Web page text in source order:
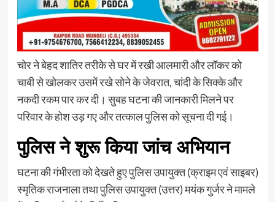
चोर ने बेहद शातिर तरीके से घर में रखी आलमारी और लॉकर को
चाबी से खोलकर उसमें रखे सोने के जेवरात, चांदी के सिक्के और
नकदी रकम पार कर दी। सुबह घटना की जानकारी मिलने पर
परिवार के होश उड़ गए और तत्काल पुलिस को सूचना दी गई।
पुलिस ने शुरू किया जांच अभियान
घटना की गंभीरता को देखते हुए पुलिस उपायुक्त (क्राइम एवं साइबर)
स्मृतिक राजनाला तथा पुलिस उपायुक्त (उत्तर) मयंक गुर्जर ने मामले